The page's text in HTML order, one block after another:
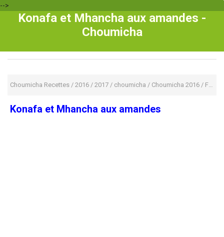
-->
Konafa et Mhancha aux amandes -
Choumicha
Choumicha Recettes / 2016 / 2017 / choumicha / Choumicha 2016 / Fete
Konafa et Mhancha aux amandes